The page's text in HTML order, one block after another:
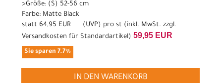
>Größe: (S) 52-56 cm
Farbe: Matte Black
statt 64,95 EUR ( UVP) pro st (inkl. MwSt. zzgl.
Versandkosten für Standardartikel) 59,95 EUR
Sie sparen 7.7%
IN DEN WARENKORB